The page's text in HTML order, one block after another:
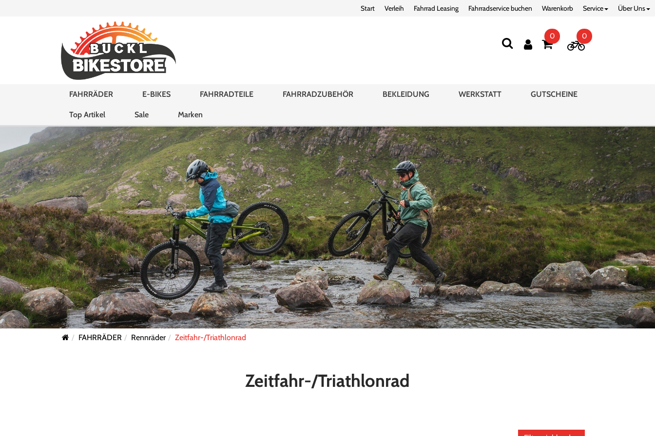
Start Verleih Fahrrad Leasing Fahrradservice buchen Warenkorb Service Über Uns
0 0
FAHRRÄDER E-BIKES FAHRRADTEILE FAHRRADZUBEHÖR BEKLEIDUNG WERKSTATT GUTSCHEINE
Top Artikel Sale Marken
FAHRRÄDER Rennräder Zeitfahr-/Triathlonrad
Zeitfahr-/Triathlonrad